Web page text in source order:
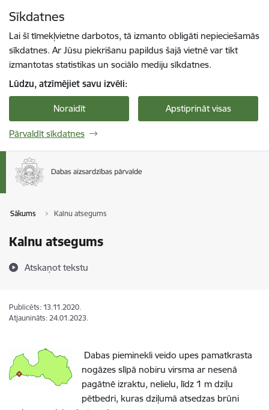
Sīkdatnes
Lai šī tīmekļvietne darbotos, tā izmanto obligāti nepieciešamās
sīkdatnes. Ar Jūsu piekrišanu papildus šajā vietnē var tikt
izmantotas statistikas un sociālo mediju sīkdatnes.
Lūdzu, atzīmējiet savu izvēli:
Noraidīt Apstiprināt visas
Pārvaldīt sīkdatnes
Sākums Kalnu atsegums
Kalnu atsegums
Atskaņot tekstu
Publicēts: 13.11.2020.
Atjaunināts: 24.01.2023.
Dabas pieminekli veido upes pamatkrasta
nogāzes slīpā nobiru virsma ar nesenā
pagātnē izraktu, nelielu, līdz 1 m dziļu
pētbedri, kuras dziļumā atsedzas brūni